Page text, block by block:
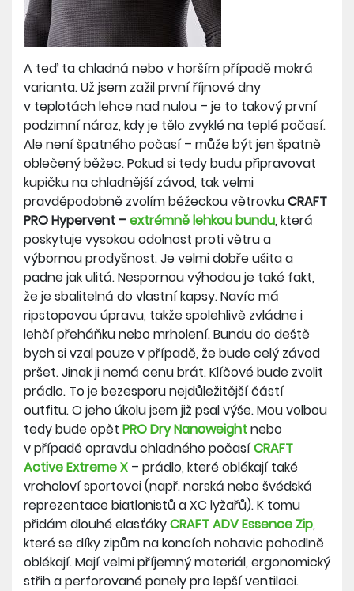
A teď ta chladná nebo v horším případě mokrá
varianta. Už jsem zažil první říjnové dny
v teplotách lehce nad nulou – je to takový první
podzimní náraz, kdy je tělo zvyklé na teplé počasí.
Ale není špatného počasí – může být jen špatně
oblečený běžec. Pokud si tedy budu připravovat
kupičku na chladnější závod, tak velmi
pravděpodobně zvolím běžeckou větrovkuCRAFT
PRO Hypervent –extrémně lehkou bundu, která
poskytuje vysokou odolnost proti větru a
výbornou prodyšnost. Je velmi dobře ušita a
padne jak ulitá. Nespornou výhodou je také fakt,
že je sbalitelná do vlastní kapsy. Navíc má
ripstopovou úpravu, takže spolehlivě zvládne i
lehčí přeháňku nebo mrholení. Bundu do deště
bych si vzal pouze v případě, že bude celý závod
pršet. Jinak ji nemá cenu brát. Klíčové bude zvolit
prádlo. To je bezesporu nejdůležitější částí
outfitu. O jeho úkolu jsem již psal výše. Mou volbou
tedy bude opět PRO Dry Nanoweightnebo
v případě opravdu chladného počasíCRAFT
Active Extreme X – prádlo, které oblékají také
vrcholoví sportovci (např. norská nebo švédská
reprezentace biatlonistů a XC lyžařů). K tomu
přidám dlouhé elasťákyCRAFT ADV Essence Zip,
které se díky zipům na koncích nohavic pohodlně
oblékají. Mají velmi příjemný materiál, ergonomický
střih a perforované panely pro lepší ventilaci.